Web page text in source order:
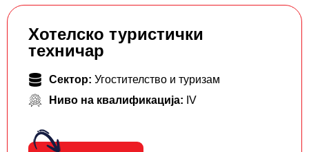
Хотелско туристички
техничар
Сектор: Угостителство и туризам
Ниво на квалификација: IV